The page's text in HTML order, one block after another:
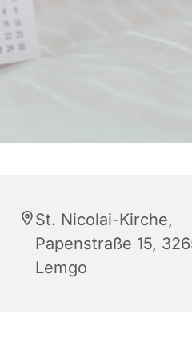
St. Nicolai-Kirche,
Papenstraße 15,
Lemgo